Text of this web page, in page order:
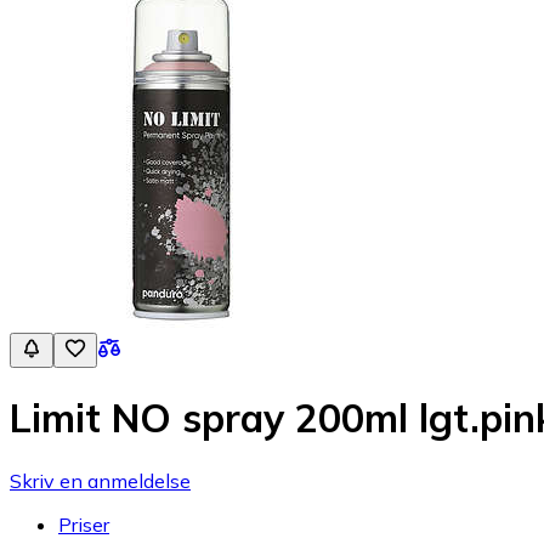
Limit NO spray 200ml
Skriv en anmeldelse
Priser